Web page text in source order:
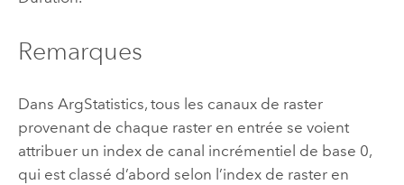
Remarques
Dans ArgStatistics, tous les canaux de raster
provenant de chaque raster en entrée se voient
attribuer un index de canal incrémentiel de base 0,
qui est classé d’abord selon l’index de raster en